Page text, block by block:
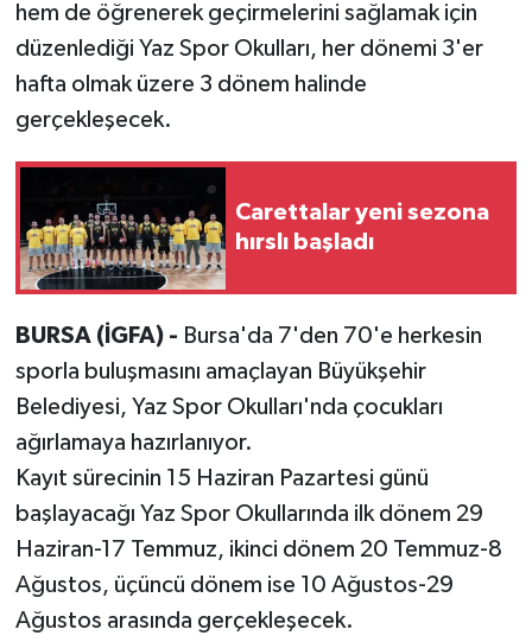
hem de öğrenerek geçirmelerini sağlamak için
düzenlediği Yaz Spor Okulları, her dönemi 3'er
hafta olmak üzere 3 dönem halinde
gerçekleşecek.
Carettalar yeni sezona
hırslı başladı
BURSA (İGFA) - Bursa'da 7'den 70'e herkesin
sporla buluşmasını amaçlayan Büyükşehir
Belediyesi, Yaz Spor Okulları'nda çocukları
ağırlamaya hazırlanıyor.
Kayıt sürecinin 15 Haziran Pazartesi günü
başlayacağı Yaz Spor Okullarında ilk dönem 29
Haziran-17 Temmuz, ikinci dönem 20 Temmuz-8
Ağustos, üçüncü dönem ise 10 Ağustos-29
Ağustos arasında gerçekleşecek.